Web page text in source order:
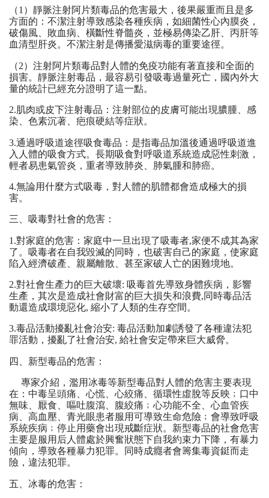
（1）靜脈注射阿片類毒品的危害最大，後果嚴重而且是多
方面的：不潔注射導致感染各種疾病，如細菌性心內膜炎，
破傷風、敗血病、橫斷性脊髓炎，並極易傳染乙肝、丙肝等
血清型肝炎。不潔注射是傳播愛滋病毒的重要途徑。
（2）注射阿片類毒品對人體的免疫功能有著直接和全面的
損害。靜脈注射毒品，最容易引發吸毒過量死亡，國內外大
量的統計已經充分證明了這一點。
2.肌肉或皮下注射毒品：注射部位的皮膚可能出現膿腫、感
染、色素沉著、疤痕硬結等症狀。
3.通過呼吸道途徑吸食毒品：是指毒品加溫後通過呼吸道進
入人體的吸食方式。長期吸食對呼吸道系統造成惡性刺激，
輕者易患氣管炎，重者導致肺炎、肺氣腫和肺癌。
4.無論用什麼方式吸毒，對人體的肌體都會造成極大的損
害。
三、吸毒對社會的危害：
1.對家庭的危害：家庭中一旦出現了吸毒者,家便不成其為家
了。吸毒者在自我毀滅的同時，也破害自己的家庭，使家庭
陷入經濟破產、親屬離散、甚至家破人亡的困難境地。
2.對社會生產力的巨大破壞: 吸毒首先導致身體疾病，影響
生產，其次是造成社會財富的巨大損失和浪費,同時毒品活
動還造成環境惡化, 縮小了人類的生存空間。
3.毒品活動擾亂社會治安: 毒品活動加劇誘發了各種違法犯
罪活動，擾亂了社會治安, 給社會安定帶來巨大威脅。
四、新型毒品的危害：
專家介紹，濫用冰毒等新型毒品對人體的危害主要表現
在：中毒呈頭痛、心慌、心絞痛、循環性虛脫等反映﹔口中
無味、厭食、嘔吐腹瀉、腹絞痛﹔心功能不全、心血管疾
病、高血壓、青光眼患者服用可導致生命危險﹔會導致呼吸
系統疾病﹔停止用藥會出現戒斷症狀。新型毒品的社會危害
主要是服用后人體處於興奮狀態下自我約束力下降，有暴力
傾向，導致各種暴力犯罪。同時成癮者會籌集毒資鋌而走
險，違法犯罪。
五、冰毒的危害：